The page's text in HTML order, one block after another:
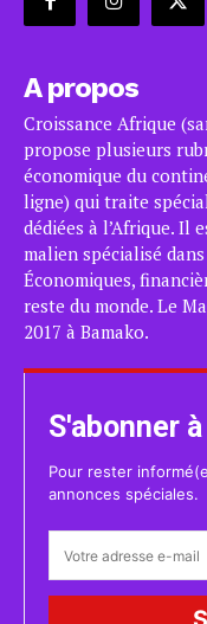
A propos
Croissance Afrique
propose plusieurs
économique du
ligne) qui traite
dédiées à l’Afrique. Il
malien spécialisé
Économiques,
reste du monde. Le
2017 à Bamako.
S'abonner
Pour rester
annonces spéciales.